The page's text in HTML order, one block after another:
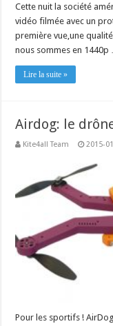
Cette nuit la société
vidéo filmée avec un
première vue,une
nous sommes en 1440p
Lire la suite »
Airdog: le
Kite4all Team 2015-
Pour les sportifs !